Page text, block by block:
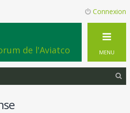
Connexion
de l'Aviatco MENU